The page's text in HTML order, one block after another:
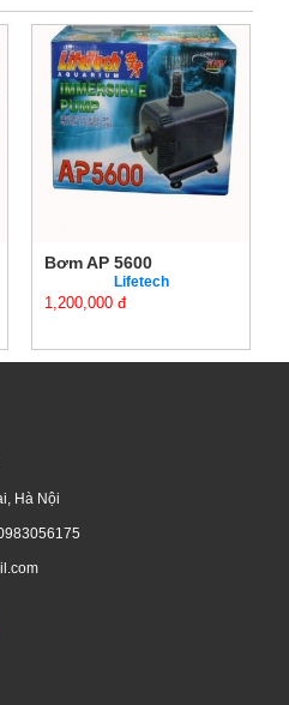
Bơm AP 5600
Lifetech
1,200,000 đ
Hà Nội